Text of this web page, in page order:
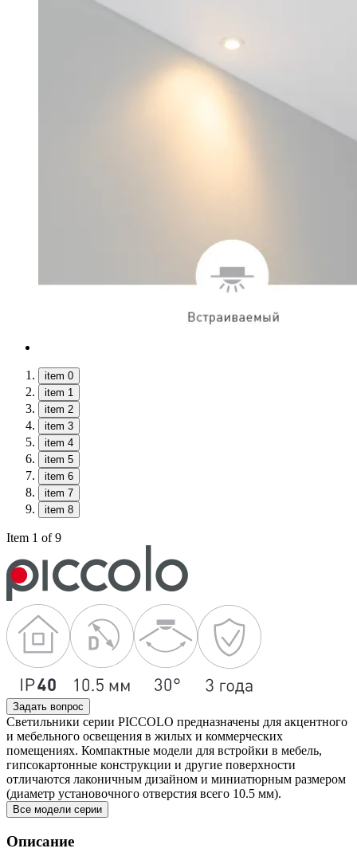
item 0
item 1
item 2
item 3
item 4
item 5
item 6
item 7
item 8
Item 1 of 9
Задать вопрос
Светильники серии PICCOLO предназначены для акцентного
и мебельного освещения в жилых и коммерческих
помещениях. Компактные модели для встройки в мебель,
гипсокартонные конструкции и другие поверхности
отличаются лаконичным дизайном и миниатюрным размером
(диаметр установочного отверстия всего 10.5 мм).
Все модели серии
Описание